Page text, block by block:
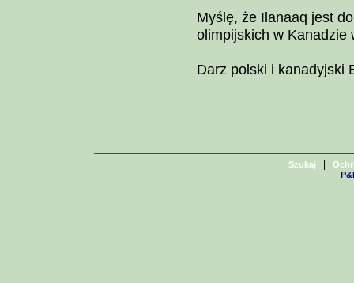
Myślę, że Ilanaaq jest
olimpijskich w Kanadzie
Darz polski i kanadyjski
Szukaj